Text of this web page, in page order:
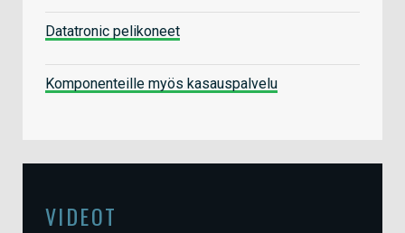
Datatronic pelikoneet
Komponenteille myös kasauspalvelu
VIDEOT